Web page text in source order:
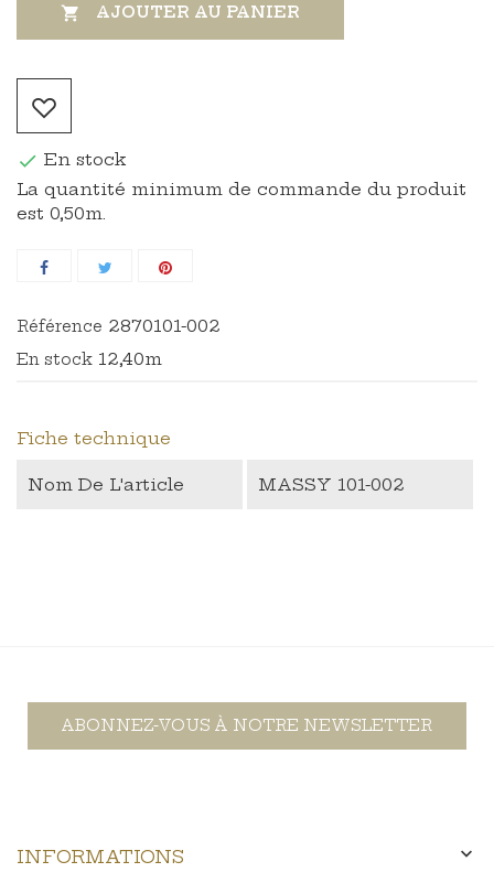
 AJOUTER AU PANIER
 En stock
La quantité minimum de commande du produit
est 0,50m.
Référence 2870101-002
En stock 12,40m
Fiche technique
Nom De L'article MASSY 101-002
ABONNEZ-VOUS À NOTRE NEWSLETTER
INFORMATIONS 